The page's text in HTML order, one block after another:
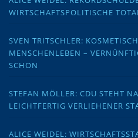
WIRTSCHAFTSPOLITISCHE
SVEN TRITSCHLER:
MENSCHENLEBEN –
SCHON
STEFAN MÖLLER: CDU STEHT
LEICHTFERTIG VERLIEHENER
ALICE WEIDEL: